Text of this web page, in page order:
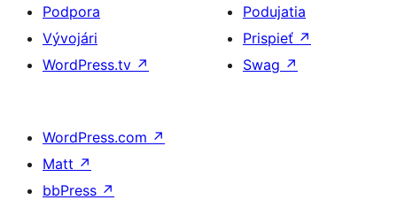
Podpora
Vývojári
WordPress.tv ↗
Podujatia
Prispieť ↗
Swag ↗
WordPress.com ↗
Matt ↗
bbPress ↗